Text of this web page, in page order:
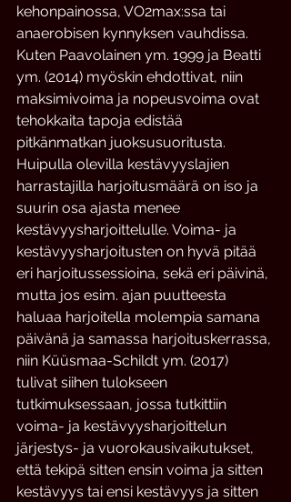
kehonpainossa, VO2max:ssa tai
anaerobisen kynnyksen vauhdissa.
Kuten Paavolainen ym. 1999 ja Beatti
ym. (2014) myöskin ehdottivat, niin
maksimivoima ja nopeusvoima ovat
tehokkaita tapoja edistää
pitkänmatkan juoksusuoritusta.
Huipulla olevilla kestävyyslajien
harrastajilla harjoitusmäärä on iso ja
suurin osa ajasta menee
kestävyysharjoittelulle. Voima- ja
kestävyysharjoitusten on hyvä pitää
eri harjoitussessioina, sekä eri päivinä,
mutta jos esim. ajan puutteesta
haluaa harjoitella molempia samana
päivänä ja samassa harjoituskerrassa,
niin Küüsmaa-Schildt ym. (2017)
tulivat siihen tulokseen
tutkimuksessaan, jossa tutkittiin
voima- ja kestävyysharjoittelun
järjestys- ja vuorokausivaikutukset,
että tekipä sitten ensin voima ja sitten
kestävyys tai ensi kestävyys ja sitten